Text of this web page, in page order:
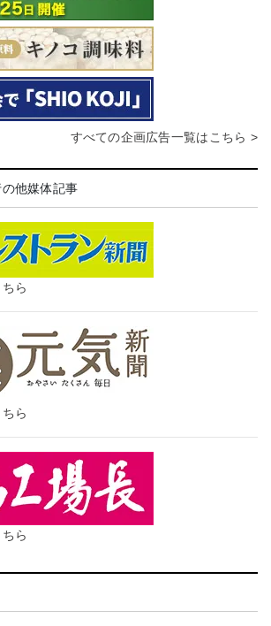
すべての企画広告一覧はこちら >
他媒体記事
ら
ら
ら